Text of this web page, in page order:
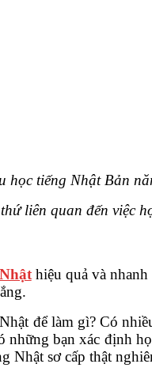
học tiếng Nhật Bản
liên quan đến việc
hiệu quả và
để làm gì? Có
bạn xác định
sơ cấp thật